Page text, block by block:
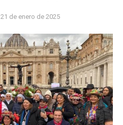
21 de enero de 2025